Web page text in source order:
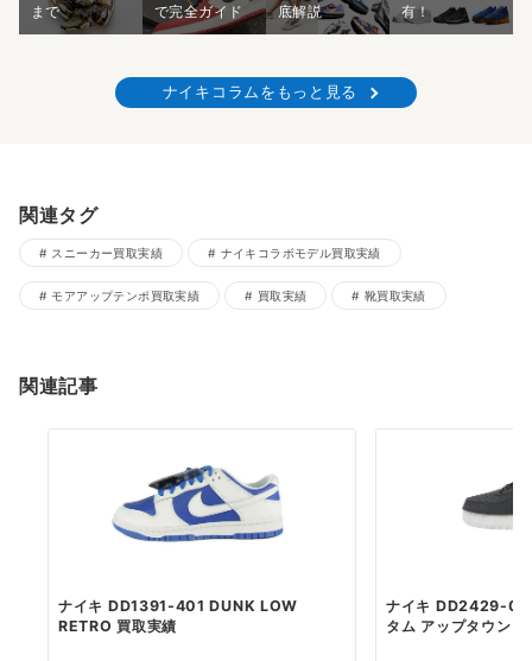
まで
で完全ガイド
底解説
有！
ナイキコラムをもっと見る
関連タグ
スニーカー買取実績 ナイキコラボモデル買取実績
モアアップテンポ買取実績 買取実績 靴買取実績
関連記事
ナイキ DD1391-401 DUNK LOW
RETRO 買取実績
ナイキ DD2429-
タム アップタウン